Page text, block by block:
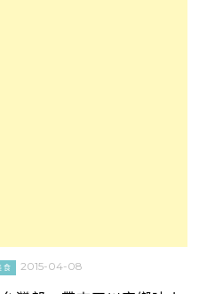
食 2015-04-08